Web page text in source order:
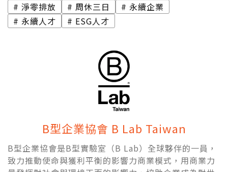
淨零排放 周休三日
永續企業
永續人才
ESG人才
B型企業協會 B Lab Taiwan
B型企業協會是B型實驗室（B Lab）全球夥伴的一員，
致力推動使命與獲利平衡的影響力商業模式，用商業力